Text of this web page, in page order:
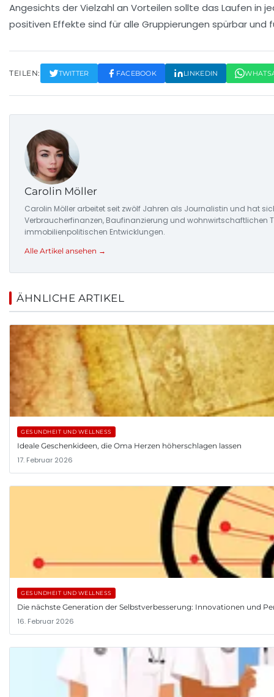
Angesichts der Vielzahl an Vorteilen sollte das Laufen in
positiven Effekte sind für alle Gruppierungen spürbar und
TEILEN: TWITTER FACEBOOK LINKEDIN
Carolin Möller
Carolin Möller arbeitet seit zwölf Jahren als Journalistin und hat
Verbraucherfinanzen, Baufinanzierung und wohnwirtschaftlichen
immobilienpolitischen Entwicklungen.
Alle Artikel ansehen →
ÄHNLICHE ARTIKEL
GESUNDHEIT UND WELLNESS
Ideale Geschenkideen, die Oma Herzen höherschlagen lassen
17. Februar 2026
GESUNDHEIT UND WELLNESS
Die nächste Generation der Selbstverbesserung: Innovationen und
16. Februar 2026